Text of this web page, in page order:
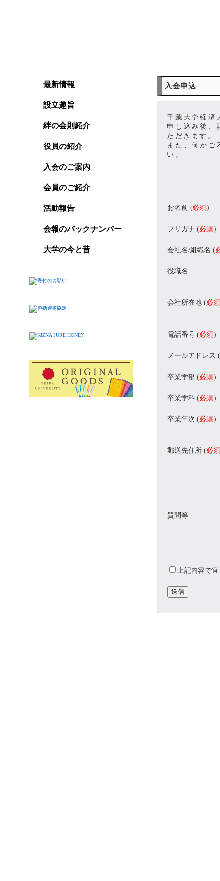
入会申込
千葉大学経済
申し込み後、
ただきます。
また、何かご
い。
お名前 (必須）
フリガナ (必須）
会社名/組織名 (
役職名
会社所在地 (必須
電話番号 (必須）
メールアドレス (
卒業学部 (必須）
卒業学科 (必須）
卒業年次 (必須）
郵送先住所 (必須
質問等
上記内容で
最新情報
設立趣旨
絆の会則紹介
役員の紹介
入会のご案内
会員のご紹介
活動報告
会報のバックナンバー
大学の今と昔